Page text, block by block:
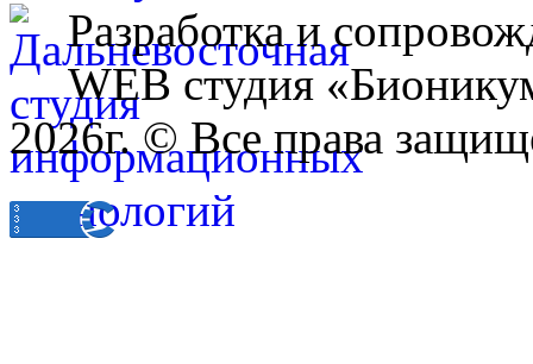
Разработка и
WEB студия
2026г. © Все права